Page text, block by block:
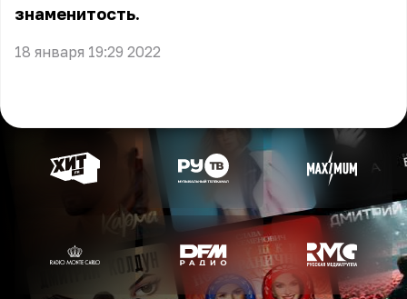
знаменитость.
18 января 19:29 2022